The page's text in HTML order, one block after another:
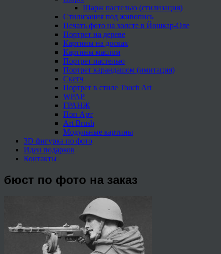
Шарж пастелью (стилизация)
Стилизация под живопись
Печать фото на холсте в Йошкар-Оле
Портрет на дереве
Картины на досках
Картины маслом
Портрет пастелью
Портрет карандашом (имитация)
Скетч
Портрет в стиле Touch Art
WPAP
ГРАНЖ
Поп Арт
Art Brush
Модульные картины
3D фигурка по фото
Идеи подарков
Контакты
бюст по фото на заказ